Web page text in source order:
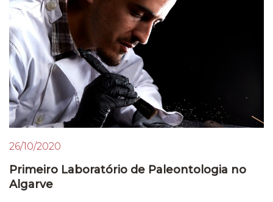
26/10/2020
Primeiro Laboratório de Paleontologia no
Algarve